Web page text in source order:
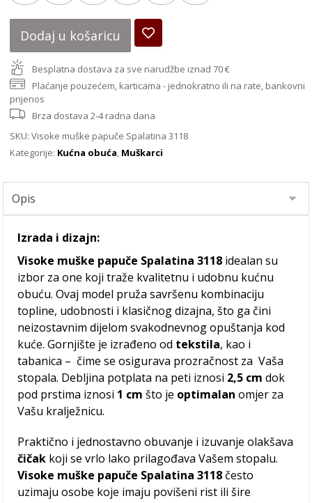
Dodaj u košaricu
Besplatna dostava za sve narudžbe iznad 70 €
Plaćanje pouzećem, karticama - jednokratno ili na rate, bankovni
prijenos
Brza dostava 2-4 radna dana
SKU:Visoke muške papuče Spalatina 3118
Kategorije: Kućna obuća, Muškarci
Izrada i dizajn:
Visoke muške papuče Spalatina 3118 idealan su
izbor za one koji traže kvalitetnu i udobnu kućnu
obuću. Ovaj model pruža savršenu kombinaciju
topline, udobnosti i klasičnog dizajna, što ga čini
neizostavnim dijelom svakodnevnog opuštanja kod
kuće. Gornjište je izrađeno od tekstila, kao i
tabanica – čime se osigurava prozračnost za Vaša
stopala. Debljina potplata na peti iznosi 2,5 cm dok
pod prstima iznosi 1 cmšto je optimalanomjer za
Vašu kralježnicu.
Praktično i jednostavno obuvanje i izuvanje olakšava
čičak koji se vrlo lako prilagođava Vašem stopalu.
Visoke muške papuče Spalatina 3118 često
uzimaju osobe koje imaju povišeni rist ili šire